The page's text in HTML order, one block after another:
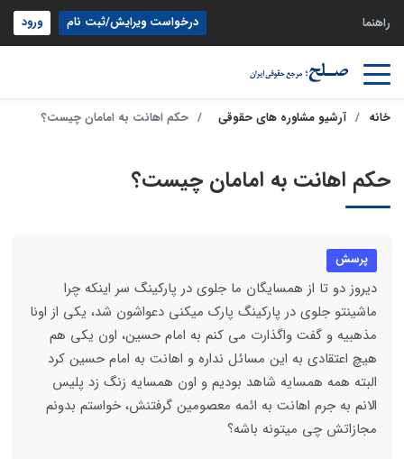
راهنما درخواست ویرایش/ثبت نام ورود
خانه آرشیو مشاوره های حقوقی حکم اهانت به امامان چیست؟
حکم اهانت به امامان چیست؟
پرسش
دیروز دو تا از همسایگان ما جلوی در پارکینگ سر اینکه چرا
ماشینتو جلوی در پارکینگ پارک میکنی دعواشون شد، یکی از اونا
مذهبیه و گفت واگذارت می کنم به امام حسین، اون یکی هم
هیچ اعتقادی به این مسائل نداره و اهانت به امام حسین کرد
البته همه همسایه شاهد بودیم و اون همسایه زنگ زد پلیس
الانم به جرم اهانت به ائمه معصومین گرفتنش، خواستم بدونم
مجازاتش چی میتونه باشه؟